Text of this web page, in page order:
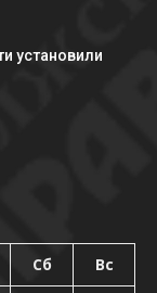
установили
Сб Вс